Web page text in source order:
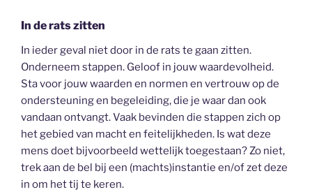
In de rats zitten
In ieder geval niet door in de rats te gaan zitten.
Onderneem stappen. Geloof in jouw waardevolheid.
Sta voor jouw waarden en normen en vertrouw op de
ondersteuning en begeleiding, die je waar dan ook
vandaan ontvangt. Vaak bevinden die stappen zich op
het gebied van macht en feitelijkheden. Is wat deze
mens doet bijvoorbeeld wettelijk toegestaan? Zo niet,
trek aan de bel bij een (machts)instantie en/of zet deze
in om het tij te keren.